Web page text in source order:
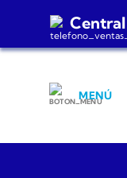
contenido
MENÚ